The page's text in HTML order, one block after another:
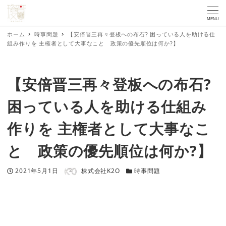
MENU
ホーム 時事問題
【安倍晋三再々登板への布石? 困っている人を助ける仕
組み作りを 主権者として大事なこと 政策の優先順位は何か?】
【安倍晋三再々登板への布石?
困っている人を助ける仕組み
作りを 主権者として大事なこ
と 政策の優先順位は何か?】
投稿日
2021年5月1日 著者 株式会社K2O カテゴリー
時事問題